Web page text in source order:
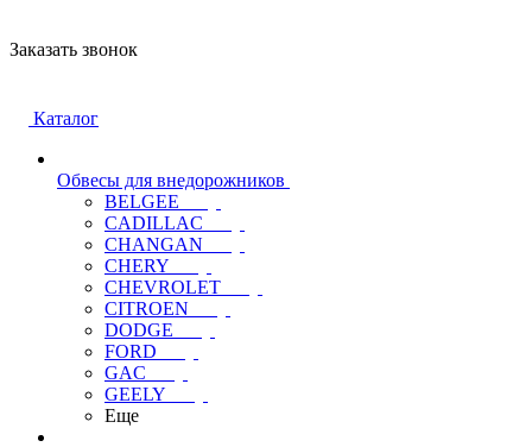
Заказать звонок
Каталог
Обвесы для внедорожников
BELGEE
CADILLAC
CHANGAN
CHERY
CHEVROLET
CITROEN
DODGE
FORD
GAC
GEELY
Еще